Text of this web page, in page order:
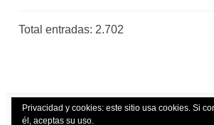
Total entradas: 2.702
Privacidad y cookies: este sitio usa cookies. Si
él, aceptas su uso.